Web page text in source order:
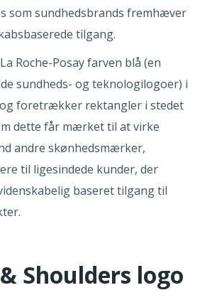
som sundhedsbrands fremhæver
tilgang.
Roche-Posay farven blå (en
sundheds- og teknologilogoer) i
foretrækker rektangler i stedet
dette får mærket til at virke
andre skønhedsmærker,
til ligesindede kunder, der
baseret tilgang til
Shoulders logo